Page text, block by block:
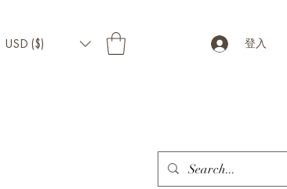
USD ($) 登入